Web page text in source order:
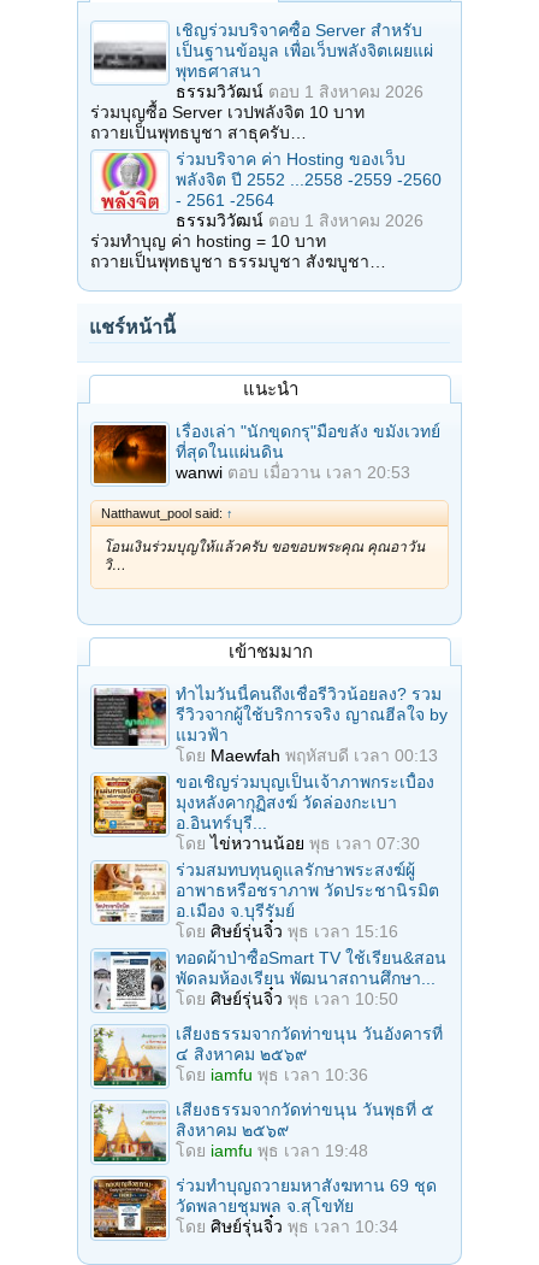
เชิญร่วมบริจาคซื้อ Server สำหรับ
เป็นฐานข้อมูล เพื่อเว็บพลังจิตเผยแผ่
พุทธศาสนา
ธรรมวิวัฒน์ ตอบ 1 สิงหาคม 2026
ร่วมบุญซื้อ Server เวปพลังจิต 10 บาท
ถวายเป็นพุทธบูชา สาธุครับ…
ร่วมบริจาค ค่า Hosting ของเว็บ
พลังจิต ปี 2552 ...2558 -2559 -2560
- 2561 -2564
ธรรมวิวัฒน์ ตอบ 1 สิงหาคม 2026
ร่วมทำบุญ ค่า hosting = 10 บาท
ถวายเป็นพุทธบูชา ธรรมบูชา สังฆบูชา…
แชร์หน้านี้
แนะนำ
เรื่องเล่า "นักขุดกรุ"มือขลัง ขมังเวทย์
ที่สุดในแผ่นดิน
wanwi ตอบ เมื่อวาน เวลา 20:53
Natthawut_pool said: ↑
โอนเงินร่วมบุญให้แล้วครับ ขอขอบพระคุณ คุณอาวัน
วิ…
เข้าชมมาก
ทำไมวันนี้คนถึงเชื่อรีวิวน้อยลง? รวม
รีวิวจากผู้ใช้บริการจริง ญาณฮีลใจ by
แมวฟ้า
โดย Maewfah พฤหัสบดี เวลา 00:13
ขอเชิญร่วมบุญเป็นเจ้าภาพกระเบื้อง
มุงหลังคากุฏิสงฆ์ วัดล่องกะเบา
อ.อินทร์บุรี...
โดยไข่หวานน้อย พุธ เวลา 07:30
ร่วมสมทบทุนดูแลรักษาพระสงฆ์ผู้
อาพาธหรือชราภาพ วัดประชานิรมิต
อ.เมือง จ.บุรีรัมย์
โดย ศิษย์รุ่นจิ๋ว พุธ เวลา 15:16
ทอดผ้าป่าซื้อSmart TV ใช้เรียน&สอน
พัดลมห้องเรียน พัฒนาสถานศึกษา...
โดย ศิษย์รุ่นจิ๋ว พุธ เวลา 10:50
เสียงธรรมจากวัดท่าขนุน วันอังคารที่
๔ สิงหาคม ๒๕๖๙
โดย iamfu พุธ เวลา 10:36
เสียงธรรมจากวัดท่าขนุน วันพุธที่ ๕
สิงหาคม ๒๕๖๙
โดย iamfu พุธ เวลา 19:48
ร่วมทําบุญถวายมหาสังฆทาน 69 ชุด
วัดพลายชุมพล จ.สุโขทัย
โดย ศิษย์รุ่นจิ๋ว พุธ เวลา 10:34